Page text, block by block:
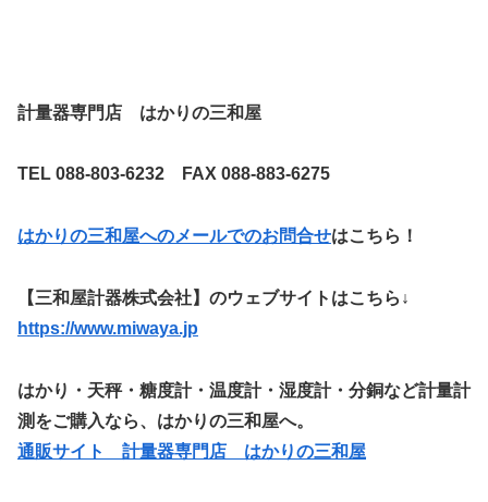
計量器専門店 はかりの三和屋
TEL 088-803-6232 FAX 088-883-6275
はかりの三和屋へのメールでのお問合せはこちら！
【三和屋計器株式会社】のウェブサイトはこちら↓
https://www.miwaya.jp
はかり・天秤・糖度計・温度計・湿度計・分銅など計量計
測をご購入なら、はかりの三和屋へ。
通販サイト 計量器専門店 はかりの三和屋